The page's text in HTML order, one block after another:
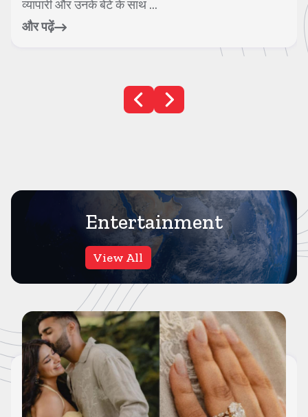
सफलता मिली है। टीम ने एक लाख के इनामी बदमाश फु...
और पढ़ें
Entertainment
View All